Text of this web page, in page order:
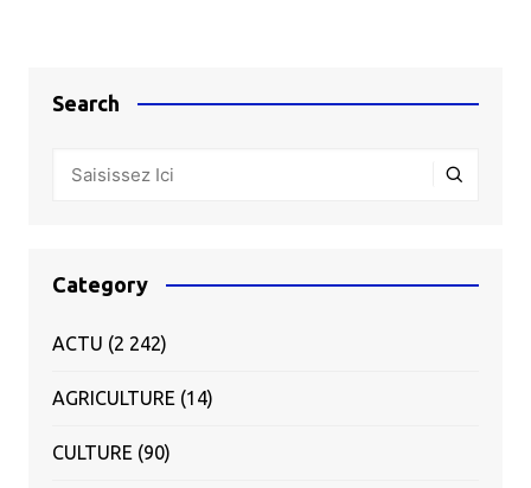
Search
Category
ACTU (2 242)
AGRICULTURE (14)
CULTURE (90)